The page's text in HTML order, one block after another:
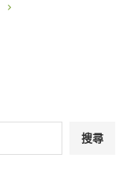
搜尋